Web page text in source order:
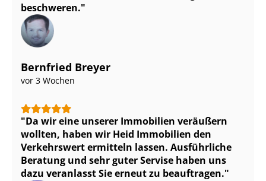
beschweren.
Bernfried Breyer
vor 3 Wochen
Da wir eine unserer Immobilien veräußern
wollten, haben wir Heid Immobilien den
Verkehrswert ermitteln lassen. Ausführliche
Beratung und sehr guter Servise haben uns
dazu veranlasst Sie erneut zu beauftragen.